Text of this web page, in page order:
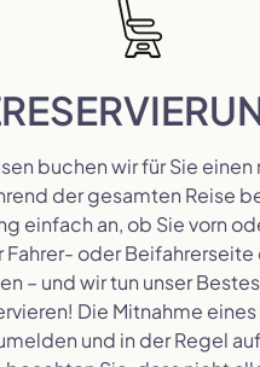
buchen wir für Sie
der gesamten Reise
einfach an, ob Sie vorn
Fahrer- oder
– und wir tun unser
Die Mitnahme
und in der Regel